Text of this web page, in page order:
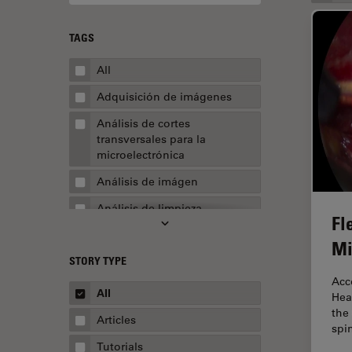
TAGS
All
Adquisición de imágenes
Análisis de cortes
transversales para la
microelectrónica
Análisis de imágen
Análisis de limpieza
Apertura numérica
AR Surgery
Automoción y transporte
Biofarmacia
STORY TYPE
All
Articles
Tutorials
the